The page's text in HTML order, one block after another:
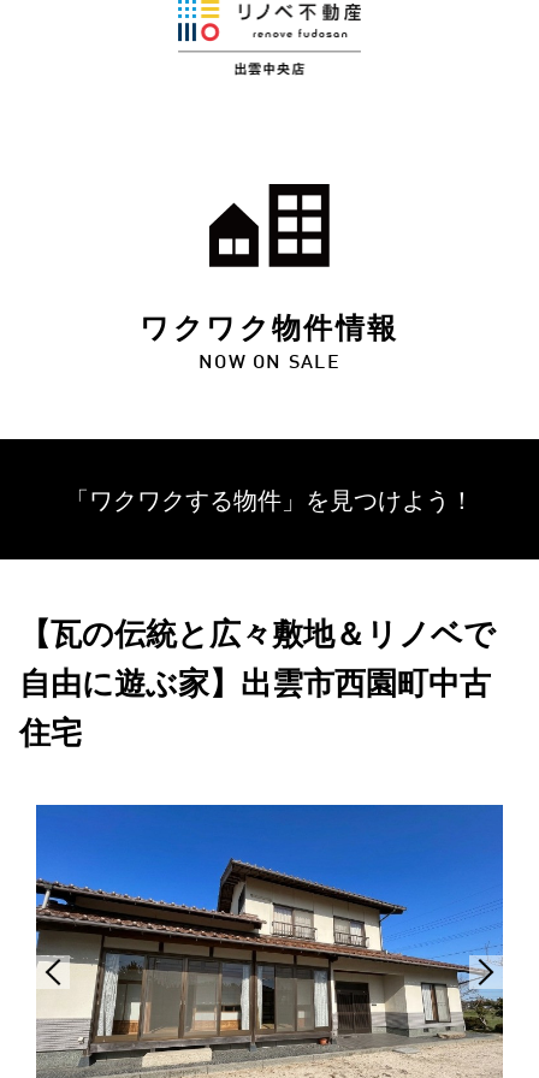
ワクワク物件情報
NOW ON SALE
「ワクワクする物件」を 見つけよう！
【瓦の伝統と広々敷地＆リノベで
自由に遊ぶ家】出雲市西園町中古
住宅